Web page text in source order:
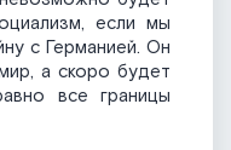
если мы
с Германией. Он
а скоро будет
все границы